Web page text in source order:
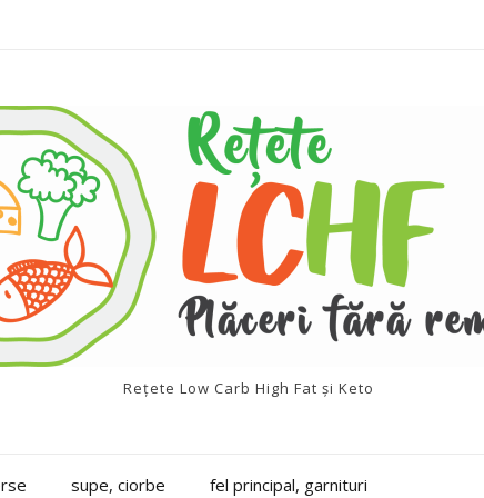
Rețete Low Carb High Fat și Keto
supe, ciorbe fel principal, garnituri